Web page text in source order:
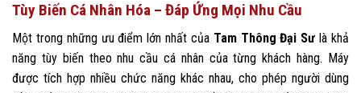
Tùy Biến Cá Nhân Hóa – Đáp Ứng Mọi Nhu Cầu
Một trong những ưu điểm lớn nhất của Tam Thông Đại Sư là khả
năng tùy biến theo nhu cầu cá nhân của từng khách hàng. Máy
được tích hợp nhiều chức năng khác nhau, cho phép người dùng